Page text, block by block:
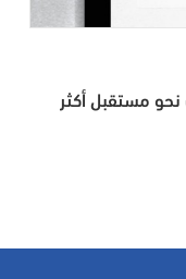
نحو مستقبل أكثر